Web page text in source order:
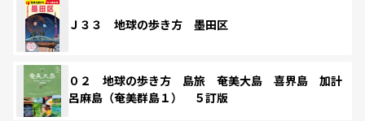
Ｊ３３ 地球の歩き方 墨田区
０２ 地球の歩き方 島旅 奄美大島 喜界島 加計
呂麻島（奄美群島１） ５訂版